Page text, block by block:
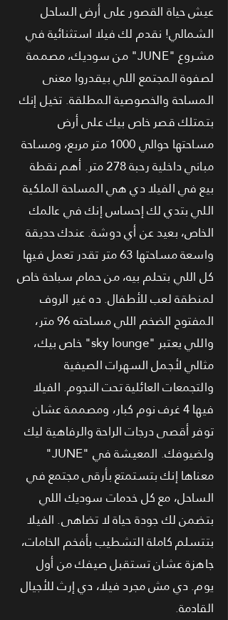
عيش حياة القصور على أرض الساحل
الشمالي! نقدم لك فيلا استثنائية في
مشروع "JUNE" من سوديك، مصممة
لصفوة المجتمع اللي بيقدروا معنى
المساحة والخصوصية المطلقة. تخيل إنك
بتمتلك قصر خاص بيك على أرض
مساحتها حوالي 1000 متر مربع، ومساحة
مباني داخلية رحبة 278 متر. أهم نقطة
بيع في الفيلا دي هي المساحة الملكية
اللي بتدي لك إحساس إنك في عالمك
الخاص، بعيد عن أي دوشة. عندك حديقة
واسعة مساحتها 63 متر تقدر تعمل فيها
كل اللي بتحلم بيه، من حمام سباحة خاص
لمنطقة لعب للأطفال. ده غير الروف
المفتوح الضخم اللي مساحته 96 متر،
واللي يعتبر "sky lounge" خاص بيك،
مثالي لأجمل السهرات الصيفية
والتجمعات العائلية تحت النجوم. الفيلا
فيها 4 غرف نوم كبار، ومصممة عشان
توفر أقصى درجات الراحة والرفاهية ليك
ولضيوفك. المعيشة في "JUNE"
معناها إنك بتستمتع بأرقى مجتمع في
الساحل، مع كل خدمات سوديك اللي
بتضمن لك جودة حياة لا تضاهى. الفيلا
بتتسلم كاملة التشطيب بأفخم الخامات،
جاهزة عشان تستقبل صيفك من أول
يوم. دي مش مجرد فيلا، دي إرث للأجيال
القادمة.